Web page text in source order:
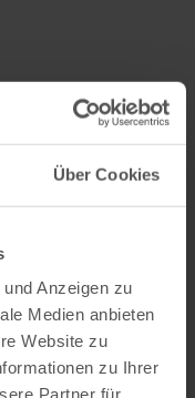
Über Cookies
Anzeigen zu
Medien anbieten
Website zu
zu Ihrer
Partner für